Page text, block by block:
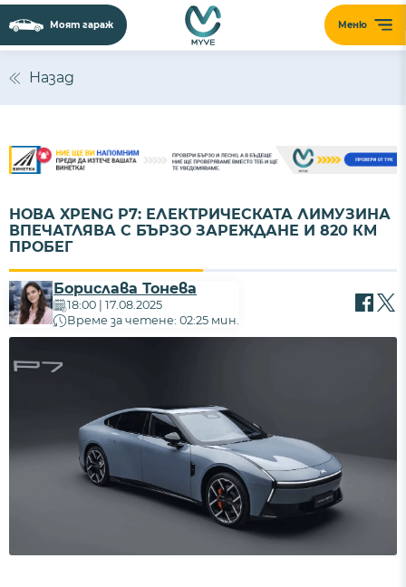
Меню
Моят гараж
Назад
НОВА XPENG P7: ЕЛЕКТРИЧЕСКАТА ЛИМУЗИНА
ВПЕЧАТЛЯВА С БЪРЗО ЗАРЕЖДАНЕ И 820 КМ
ПРОБЕГ
Борислава Тонева
18:00 | 17.08.2025
Време за четене: 02:25 мин.